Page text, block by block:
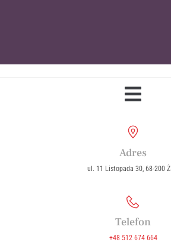
Adres
ul. 11 Listopada 30, 68-200
Telefon
+48 512 674 664